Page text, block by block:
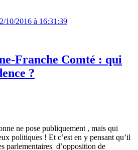
10/2016 à 16:31:39
Franche Comté : qui
?
ne pose publiquement , mais qui
politiques ! Et c’est en y pensant qu’il
parlementaires d’opposition de